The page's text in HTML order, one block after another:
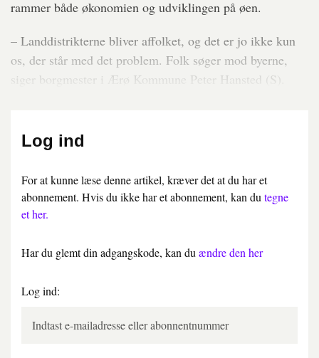
rammer både økonomien og udviklingen på øen.
– Landdistrikterne bliver affolket, og det er jo ikke kun
os, der står med det problem. Folk søger mod byerne,
siger borgmester i Ærø Kommune Peter Hansted (S).
Log ind
For at kunne læse denne artikel, kræver det at du har et
abonnement. Hvis du ikke har et abonnement, kan du tegne
et her.
Har du glemt din adgangskode, kan du ændre den her
Log ind: